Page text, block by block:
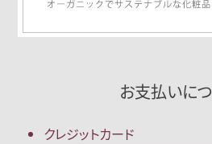
お支払いに
クレジットカード